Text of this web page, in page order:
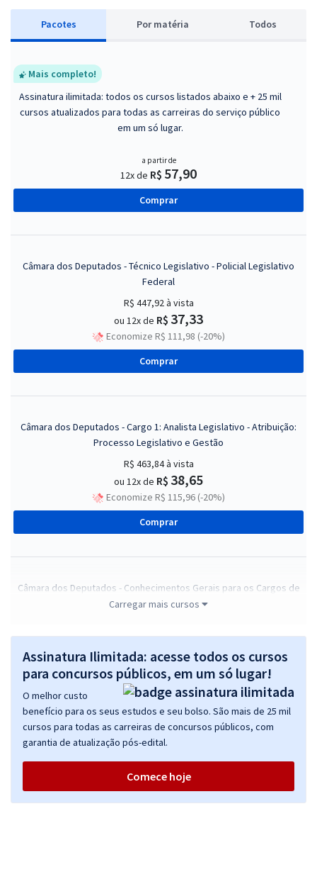
Pacotes Por matéria Todos
Mais completo!
Assinatura ilimitada: todos os cursos listados abaixo e + 25 mil
cursos atualizados para todas as carreiras do serviço público
em um só lugar.
a partir de
12x de R$ 57,90
Comprar
Câmara dos Deputados - Técnico Legislativo - Policial Legislativo
Federal
R$ 447,92à vista
ou 12x de R$ 37,33
Economize R$ 111,98 (-20%)
Comprar
Câmara dos Deputados - Cargo 1: Analista Legislativo - Atribuição:
Processo Legislativo e Gestão
R$ 463,84à vista
ou 12x de R$ 38,65
Economize R$ 115,96 (-20%)
Comprar
Câmara dos Deputados - Conhecimentos Gerais para os Cargos de
Analista e Técnico Legislativo
30,66
Economize R$ 91,98 (-20%)
Comprar
Câmara dos Deputados - Conhecimentos Específicos para o Cargo 1:
Analista Legislativo - Atribuição: Processo Legislativo e Gestão
à vista
ou 12x deR$29,99
Carregar mais cursos
Assinatura Ilimitada: acesse todos os cursos
para concursos públicos, em um só lugar!
O melhor custo
benefício para os seus estudos e seu bolso. São mais de 25 mil
cursos para todas as carreiras de concursos públicos, com
garantia de atualização pós-edital.
Comece hoje